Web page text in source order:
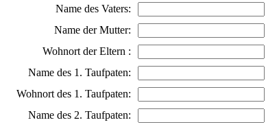
Name des Vaters:
Name der Mutter:
Wohnort der Eltern :
Name des 1. Taufpaten:
Wohnort des 1. Taufpaten:
Name des 2. Taufpaten: